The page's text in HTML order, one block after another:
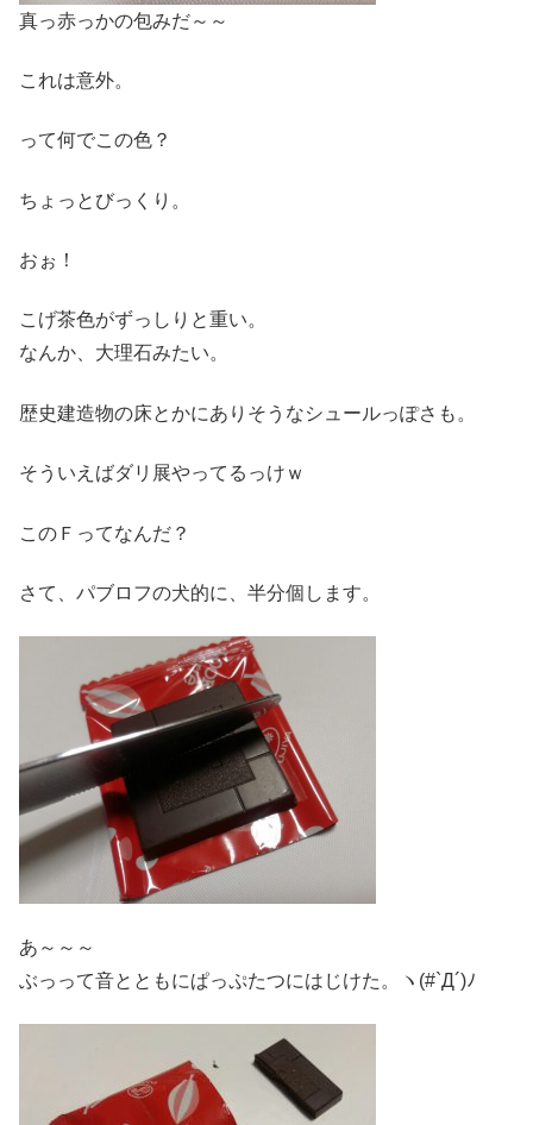
真っ赤っかの包みだ～～
これは意外。
って何でこの色？
ちょっとびっくり。
おぉ！
こげ茶色がずっしりと重い。
なんか、大理石みたい。
歴史建造物の床とかにありそうなシュールっぽさも。
そういえばダリ展やってるっけｗ
このＦってなんだ？
さて、パブロフの犬的に、半分個します。
あ～～～
ぶっって音とともにぱっぷたつにはじけた。ヽ(#`Д´)ﾉ